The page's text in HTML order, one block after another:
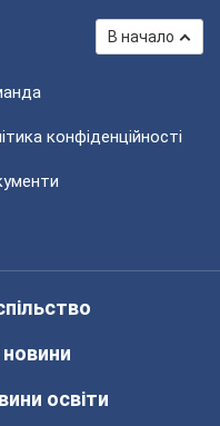
В начало
конфіденційності
новини
освіти